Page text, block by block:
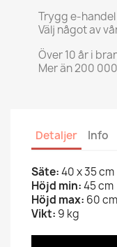
Trygg e-handel
Välj något av
Över 10 år i
Mer än 200
Detaljer Info
Säte:40 x 35 cm
Höjd min:45 cm
Höjd max: 60 cm
Vikt: 9 kg